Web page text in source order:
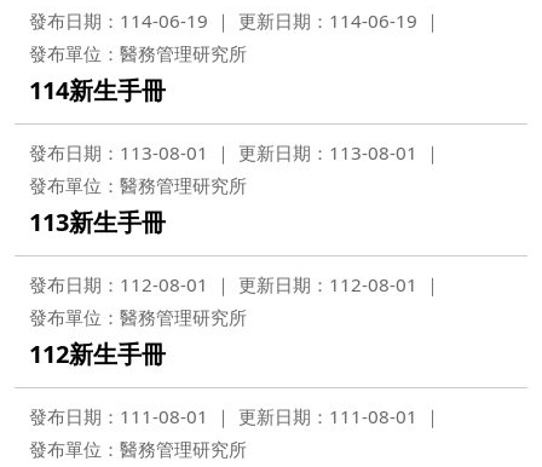
發布日期：114-06-19
更新日期：114-06-19
發布單位：醫務管理研究所
114新生手冊
發布日期：113-08-01
更新日期：113-08-01
發布單位：醫務管理研究所
113新生手冊
發布日期：112-08-01
更新日期：112-08-01
發布單位：醫務管理研究所
112新生手冊
發布日期：111-08-01
更新日期：111-08-01
發布單位：醫務管理研究所